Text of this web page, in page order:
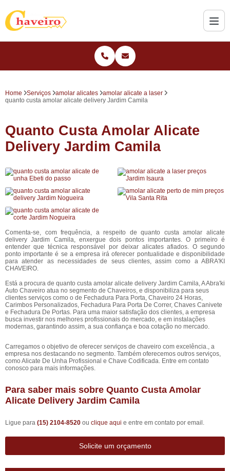
Home Serviços amolar alicates
amolar alicate a laser
quanto custa amolar alicate delivery Jardim Camila
Quanto Custa Amolar Alicate
Delivery Jardim Camila
Comenta-se, com frequência, a respeito de quanto custa amolar alicate
delivery Jardim Camila, enxergue dois pontos importantes. O primeiro é
entender que técnica responsável por deixar alicates afiados. O segundo
ponto importante é se a empresa irá oferecer pontualidade e disponibilidade
para atender as necessidades de seus clientes, assim como a ABRA'KI
CHAVEIRO.
Está a procura de quanto custa amolar alicate delivery Jardim Camila, A Abra'ki
Auto Chaveiro atua no segmento de Chaveiros, e disponibiliza para seus
clientes serviços como o de Fechadura Para Porta, Chaveiro 24 Horas,
Carimbos Personalizados, Fechadura Para Porta De Correr, Chaves Canivete
e Fechadura De Portas. Para uma maior satisfação dos clientes, a empresa
busca investir nos melhores profissionais do mercado, e em instalações
modernas, garantindo assim, a sua confiança e boa cotação no mercado.
Carregamos o objetivo de oferecer serviços de chaveiro com excelência., a
empresa nos destacando no segmento. Também oferecemos outros serviços,
como Alicate De Unha Profissional e Chave Codificada. Entre em contato
conosco para mais informações.
Para saber mais sobre Quanto Custa Amolar
Alicate Delivery Jardim Camila
Ligue para (15) 2104-8520 ou clique aqui e entre em contato por email.
Solicite um orçamento